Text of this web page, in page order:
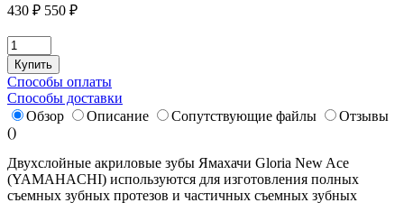
430 ₽ 550 ₽
Купить
Способы оплаты
Способы доставки
Обзор
Описание Сопутствующие файлы
Отзывы
()
Двухслойные акриловые зубы Ямахачи Gloria New Ace
(YAMAHACHI) используются для изготовления полных
съемных зубных протезов и частичных съемных зубных